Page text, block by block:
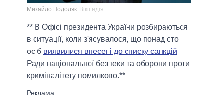
Михайло Подоляк Вікіпедія
** В Офісі президента України розбираються
в ситуації, коли з'ясувалося, що понад сто
осіб виявилися внесені до списку санкцій
Ради національної безпеки та оборони проти
криміналітету помилково.**